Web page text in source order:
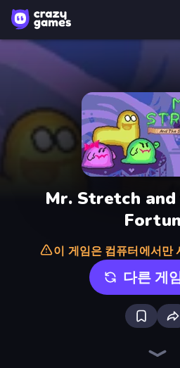
Mr. Stretch
이 게임은 컴퓨터에서만
다른 게